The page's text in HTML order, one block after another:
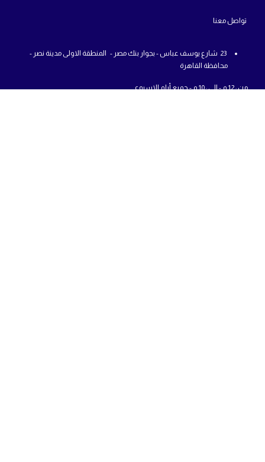
تواص ل معنا
23 شارع يوسف عباس - بجوار بنك مصر - المنطقة الاولى مدينة نصر -
محافظة القاهرة
من : 12 م - الي : 10 م - جميع أيام الاسبوع